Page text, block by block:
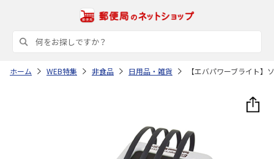
ホーム WEB特集 非食品 日用品・雑貨 【エバパワーブライト